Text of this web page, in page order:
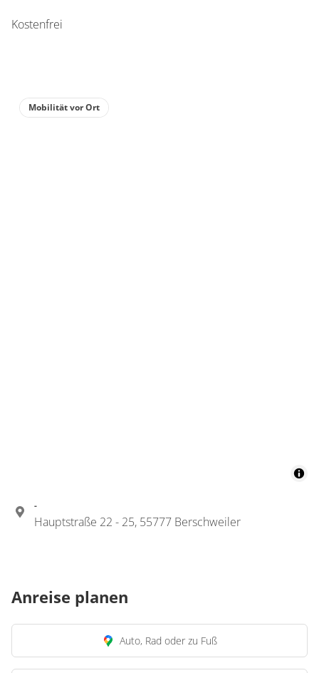
Kostenfrei
Mobilität vor Ort
-
Hauptstraße 22 - 25, 55777 Berschweiler
Anreise planen
Auto, Rad oder zu Fuß